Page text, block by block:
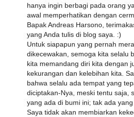
hanya ingin berbagi pada orang
awal memperhatikan dengan
Bapak Andreas Harsono,
yang Anda tulis di blog saya. :)
Untuk siapapun yang pernah
dikecewakan, semoga kita selalu
kita memandang diri kita dengan
kekurangan dan kelebihan kita.
bahwa selalu ada tempat yang
diciptakan-Nya, meski tentu saja,
yang ada di bumi ini; tak ada
Saya tidak akan membiarkan